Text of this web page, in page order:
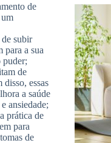
de
subir
para a sua
puder;
de
essas
a saúde
ansiedade;
prática de
para
de